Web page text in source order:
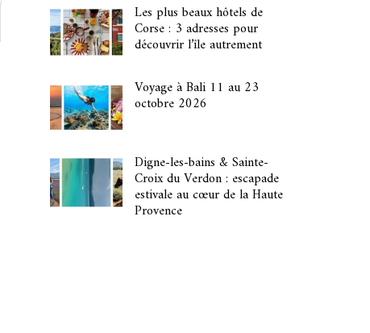
Les plus beaux hôtels de
Corse : 3 adresses pour
découvrir l’île autrement
Voyage à Bali 11 au 23
octobre 2026
Digne-les-bains & Sainte-
Croix du Verdon : escapade
estivale au cœur de la Haute
Provence